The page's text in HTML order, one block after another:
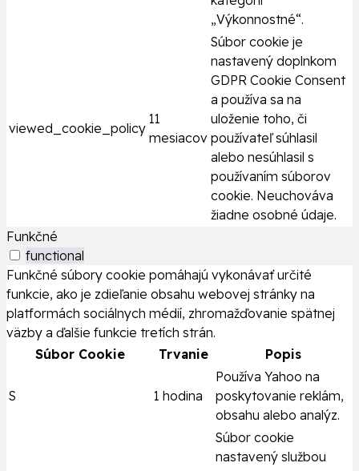
„Výkonnostné“.
viewed_cookie_policy
11
mesiacov
Súbor cookie je
nastavený doplnkom
GDPR Cookie Consent
a používa sa na
uloženie toho, či
používateľ súhlasil
alebo nesúhlasil s
používaním súborov
cookie. Neuchováva
žiadne osobné údaje.
Funkčné
functional
Funkčné súbory cookie pomáhajú vykonávať určité
funkcie, ako je zdieľanie obsahu webovej stránky na
platformách sociálnych médií, zhromažďovanie spätnej
väzby a ďalšie funkcie tretích strán.
Súbor Cookie
Trvanie Popis
S 1 hodina
Používa Yahoo na
poskytovanie reklám,
obsahu alebo analýz.
Súbor cookie
nastavený službou